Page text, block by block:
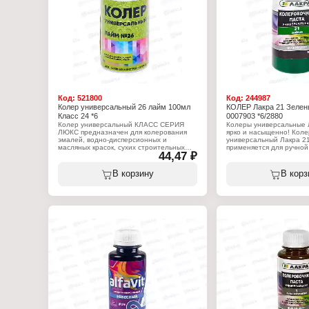
Цвет: №9 розовый
Состав: пигменты,
добавки, консервант в
Объем: 100 мл
Код: 521800
Колер универсальный 26 лайм 100мл
Класс 24 *6
Колер универсальный КЛАСС СЕРИЯ
ЛЮКС предназначен для колерования
эмалей, водно-дисперсионных и
масляных красок, сухих строительных
смесей, растворов, побелочных и других
составов. Применяется для внутренних и
наружных работ. Позволяет получить
неограниченное количество цветов и
Производитель: Континенталь
Линейка: Класс 24
Назначение: универсальный, для красок
Виды работ: для внутренних и наружных
Цвет: №26 лайм
Состав: пигменты, функциональные
добавки, консервант в таре, вода
44,47 ₽
В корзину
Код: 244987
КОЛЕР Лакра 21
0007903 *6/2880
Колеры универсальные
ярко и насыщенно!
универсальный Лакра
применяется для ручной
воднодисперсионных
Самостоятельного
имеет. Не использовать
в зависимости от типа и
Перед применением
часть краски,
Полученную смесь
краской до желаемого
Максимальное
краске не должно
Поверхность должна
чистой, температура
быть не менее 10°С, а
влажность воздуха ниже
В